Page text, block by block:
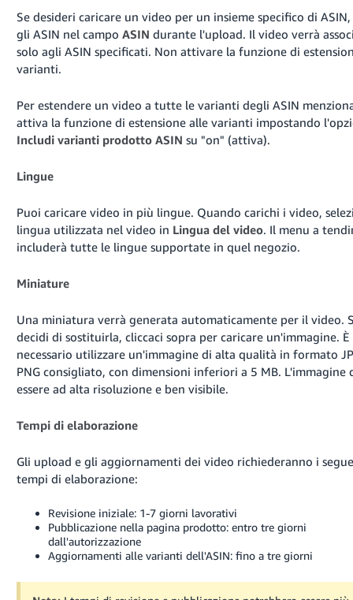
Se desideri caricare un video per un insieme specifico di
gli ASIN nel campoASIN durante l'upload. Il video verrà
solo agli ASIN specificati. Non attivare la funzione di
varianti.
Per estendere un video a tutte le varianti degli ASIN
attiva la funzione di estensione alle varianti impostando
Includi varianti prodotto ASIN su "on" (attiva).
Lingue
Puoi caricare video in più lingue. Quando carichi i video,
lingua utilizzata nel video in Lingua del video. Il menu a
includerà tutte le lingue supportate in quel negozio.
Miniature
Una miniatura verrà generata automaticamente per il video.
decidi di sostituirla, cliccaci sopra per caricare un'immagine. È
necessario utilizzare un'immagine di alta qualità in formato
PNG consigliato, con dimensioni inferiori a 5 MB. L'immagine
essere ad alta risoluzione e ben visibile.
Tempi di elaborazione
Gli upload e gli aggiornamenti dei video richiederanno i
tempi di elaborazione:
Revisione iniziale: 1-7 giorni lavorativi
Pubblicazione nella pagina prodotto: entro tre giorni
dall'autorizzazione
Aggiornamenti alle varianti dell'ASIN: fino a tre giorni